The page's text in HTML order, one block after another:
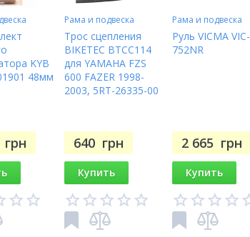
KYB
48мм
грн
Рама и подвеска
Трос сцепления
BIKETEC BTCC114
для YAMAHA FZS
600 FAZER 1998-
2003, 5RT-26335-00
640 грн
Купить
Рама и подвеска
Руль VICMA VIC-
752NR
2 665 грн
Купить